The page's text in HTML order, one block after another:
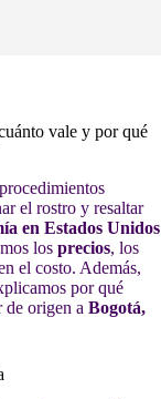
vale y por qué
el rostro y resaltar
en Estados Unidos
los precios, los
el costo. Además,
por qué
de origen a Bogotá,